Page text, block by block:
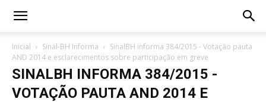
Inicial Sinal-BH Informa
SinalBH informa 384/2015 - Votação pauta
AND 2014 e esclarecimentos sobre participação em greve
SINALBH INFORMA 384/2015 -
VOTAÇÃO PAUTA AND 2014 E